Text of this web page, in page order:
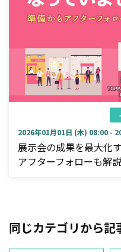
2026年01月01日 (木) 08:00 -
展示会の成果を最大化
アフターフォローも解
同じカテゴリから記